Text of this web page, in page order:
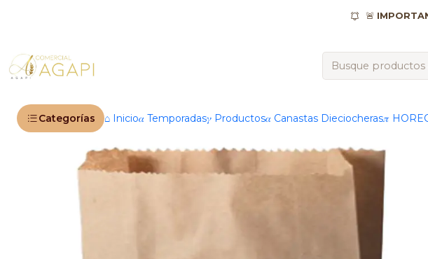
Categorías ⌂ Inicio𝛼 Temporadas𝛾 Productos𝛼 Canastas Dieciocheras𝜋
🚨
🛍️ Envases & Utensilios